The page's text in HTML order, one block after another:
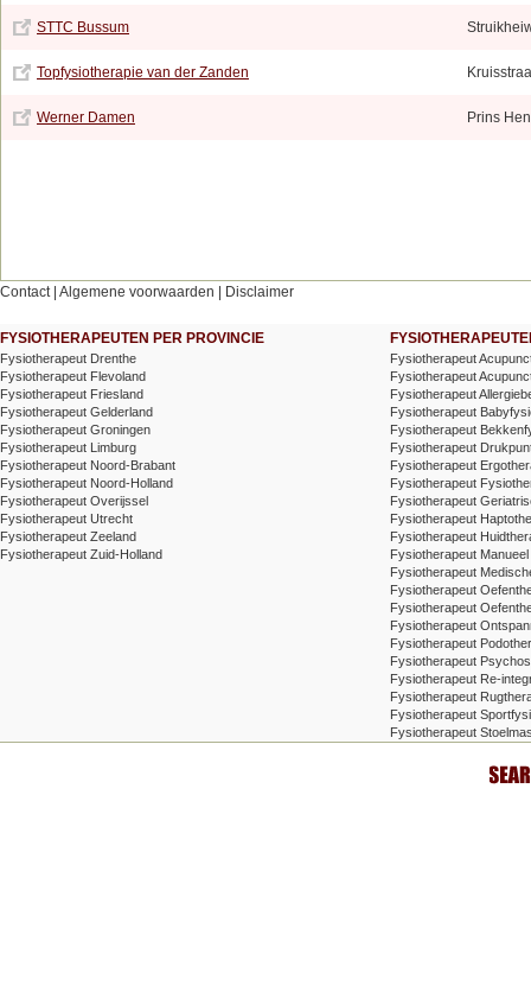
STTC Bussum
Topfysiotherapie van der Zanden
Werner Damen Prins
Contact| Algemene voorwaarden Disclaimer
FYSIOTHERAPEUTEN PER PROVINCIE
Fysiotherapeut Drenthe
Fysiotherapeut Flevoland
Fysiotherapeut Friesland
Fysiotherapeut Gelderland
Fysiotherapeut Groningen
Fysiotherapeut Limburg
Fysiotherapeut Noord-Brabant
Fysiotherapeut Noord-Holland
Fysiotherapeut Overijssel
Fysiotherapeut Utrecht
Fysiotherapeut Zeeland
Fysiotherapeut Zuid-Holland
Fysiotherapeut
Fysiotherapeut
Fysiotherapeut
Fysiotherapeut
Fysiotherapeut
Fysiotherapeut
Fysiotherapeut
Fysiotherapeut
Fysiotherapeut
Fysiotherapeut
Fysiotherapeut
Fysiotherapeut
Fysiotherapeut
Fysiotherapeut
Fysiotherapeut
Fysiotherapeut
Fysiotherapeut
Fysiotherapeut
Fysiotherapeut Re-
Fysiotherapeut
Fysiotherapeut
Fysiotherapeut